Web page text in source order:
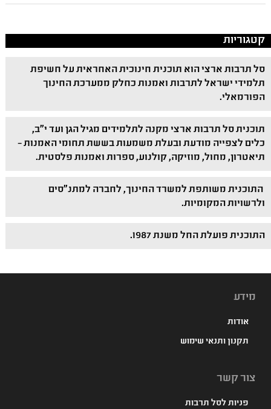
קטגוריות
סל תרבות ארצי הוא תוכנית חינוכית האחראית על חשיפת
תלמידי ישראל לתרבות ואמנות כחלק ממערכת החינוך
הפורמאלי.
תוכנית סל תרבות ארצי מקנה לתלמידים מגיל הגן ועד י"ב,
כלים לצפייה מודעת ובעלת משמעות בששת תחומי האמנות –
תיאטרון, מחול, מוזיקה, קולנוע, ספרות ואמנות פלסטית.
התוכנית משותפת למשרד החינוך, לחברה למתנ"סים
ולרשויות המקומיות.
התוכנית פועלת החל משנת 1987.
מידע
אודות
תקנון ותנאי שימוש
צור קשר
פניות לסל תרבות